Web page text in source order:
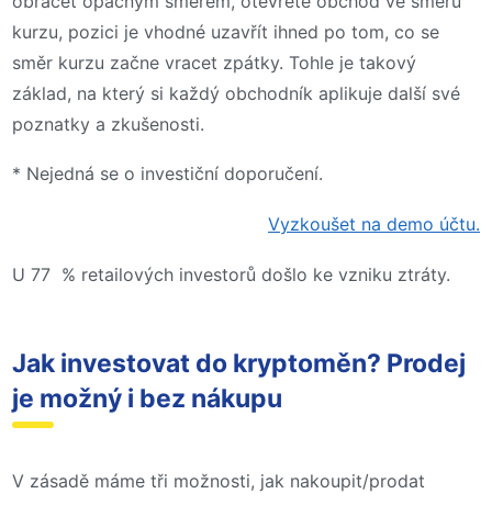
kurzu, pozici je vhodné uzavřít ihned po tom, co se
směr kurzu začne vracet zpátky. Tohle je takový
základ, na který si každý obchodník aplikuje další své
poznatky a zkušenosti.
* Nejedná se o investiční doporučení.
Vyzkoušet na demo účtu.
U 77 % retailových investorů došlo ke vzniku ztráty.
Jak investovat do kryptoměn? Prodej
je možný i bez nákupu
V zásadě máme tři možnosti, jak nakoupit/prodat